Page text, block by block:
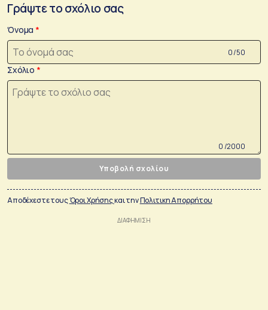
Γράψτε το σχόλιο σας
Όνομα
0 /50
Σχόλιο
0 /2000
Υποβολή σχολίου
Αποδέχεστε τουςΌροι Χρήσηςκαι τηνΠολιτικη Απορρήτου